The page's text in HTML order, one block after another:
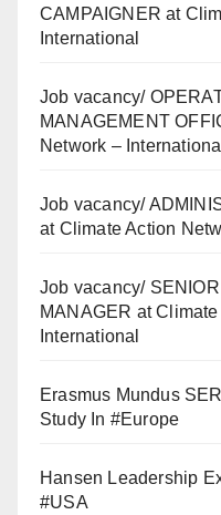
CAMPAIGNER at
International
Job vacancy/
MANAGEMENT
Network – International
Job vacancy/
at Climate Action
Job vacancy/
MANAGER at
International
Erasmus Mundus
Study In #Europe
Hansen Leadership
#USA